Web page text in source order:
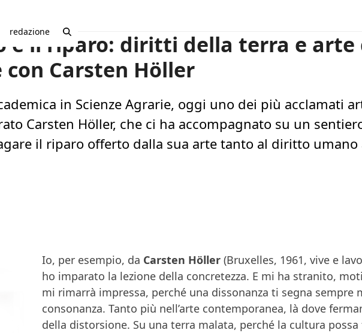
redazione
e il riparo: diritti della terra e arte
con Carsten Höller
in Scienze Agrarie, oggi uno dei più acclamati
Carsten Höller, che ci ha accompagnato su un
il riparo offerto dalla sua arte tanto al diritto
Io, per esempio, da Carsten Höller(Bruxelles, 1961, vive e
ho imparato la lezione della concretezza. E mi ha stranito,
mi rimarrà impressa, perché una dissonanza ti segna
consonanza. Tanto più nell’arte contemporanea, là dove
della distorsione. Su una terra malata, perché la cultura